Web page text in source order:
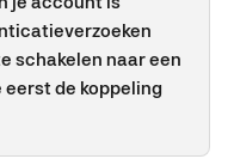
schakelen naar een
de koppeling